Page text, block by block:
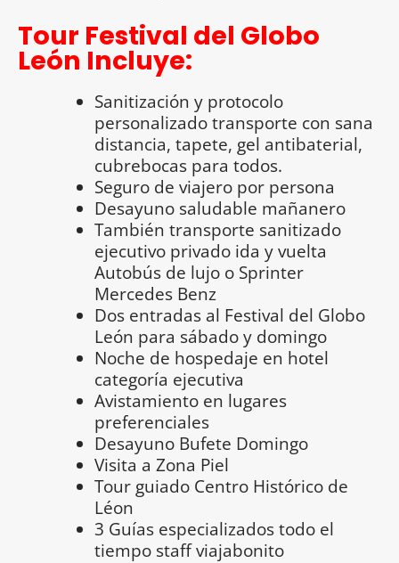
Tour Festival del Globo
León Incluye:
Sanitización y protocolo
personalizado transporte con sana
distancia, tapete, gel antibaterial,
cubrebocas para todos.
Seguro de viajero por persona
Desayuno saludable mañanero
También transporte sanitizado
ejecutivo privado ida y vuelta
Autobús de lujo o Sprinter
Mercedes Benz
Dos entradas al Festival del Globo
León para sábado y domingo
Noche de hospedaje en hotel
categoría ejecutiva
Avistamiento en lugares
preferenciales
Desayuno Bufete Domingo
Visita a Zona Piel
Tour guiado Centro Histórico de
Léon
3 Guías especializados todo el
tiempo staff viajabonito